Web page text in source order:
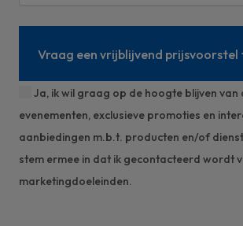
Vraag een vrijblijvend prijsvoorstel
Ja, ik wil graag op de hoogte blijven
evenementen, exclusieve promoties en
aanbiedingen m.b.t. producten en/of
stem ermee in dat ik gecontacteerd wordt
marketingdoeleinden.